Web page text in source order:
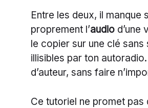
Entre les deux, il manque
proprement l’audio d’une
le copier sur une clé
illisibles par ton
d’auteur, sans faire
Ce tutoriel ne promet